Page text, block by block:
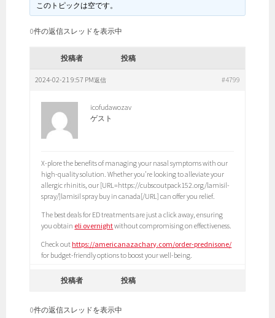
このトピックは空です。
0件の返信スレッドを表示中
投稿者 投稿
2024-02-21 9:57 PM #4799
返信
icofudawozav
ゲスト
X-plore the benefits of managing your nasal symptoms with our
high-quality solution. Whether you’re looking to alleviate your
allergic rhinitis, our [URL=https://cubscoutpack152.org/lamisil-
spray/]lamisil spray buy in canada[/URL] can offer you relief.
The best deals for ED treatments are just a click away, ensuring
you obtain eli overnightwithout compromising on effectiveness.
Check out https://americanazachary.com/order-prednisone/
for budget-friendly options to boost your well-being.
投稿者 投稿
0件の返信スレッドを表示中